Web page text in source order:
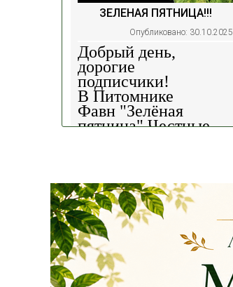
ЗЕЛЕНАЯ ПЯТНИЦА!!!
Опубликовано: 30.10.2025
Добрый день,
дорогие
подписчики!
В Питомнике
Фавн "Зелёная
пятница".Честные
площадках!
Сроки проведения
акции: с 29.10 2025 -
04.11.2025
!!! Цены
на сайте и на
площадке указаны